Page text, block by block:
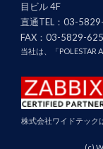
目ビル 4F
直通TEL：03-
FAX：03-5829-
当社は、「
株式会社ワイドテック